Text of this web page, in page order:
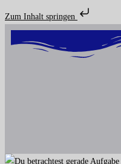
Zum Inhalt springen